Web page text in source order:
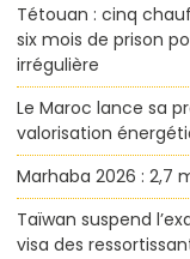
Tétouan : cinq
six mois de prison
irrégulière
Le Maroc lance sa
valorisation
Marhaba 2026 : 2,7
Taïwan suspend
visa des